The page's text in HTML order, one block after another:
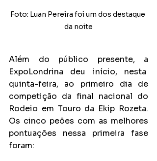
Foto: Luan Pereira foi um dos destaque
da noite
Além do público presente, a
ExpoLondrina deu início, nesta
quinta-feira, ao primeiro dia de
competição da final nacional do
Rodeio em Touro da Ekip Rozeta.
Os cinco peões com as melhores
pontuações nessa primeira fase
foram: